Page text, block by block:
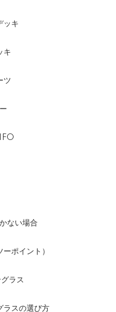
ッキ
キ
ツ
ない場合
ポイント）
ラス
ラスの選び方